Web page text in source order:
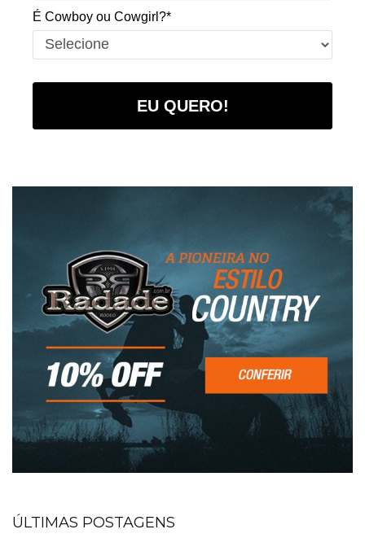
É Cowboy ou Cowgirl?*
EU QUERO!
ÚLTIMAS POSTAGENS